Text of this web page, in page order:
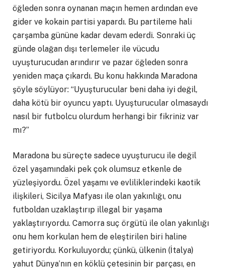
öğleden sonra oynanan maçın hemen ardından eve
gider ve kokain partisi yapardı. Bu partileme hali
çarşamba gününe kadar devam ederdi. Sonraki üç
günde olağan dışı terlemeler ile vücudu
uyuşturucudan arındırır ve pazar öğleden sonra
yeniden maça çıkardı. Bu konu hakkında Maradona
şöyle söylüyor: “Uyuşturucular beni daha iyi değil,
daha kötü bir oyuncu yaptı. Uyuşturucular olmasaydı
nasıl bir futbolcu olurdum herhangi bir fikriniz var
mı?”
Maradona bu süreçte sadece uyuşturucu ile değil
özel yaşamındaki pek çok olumsuz etkenle de
yüzleşiyordu. Özel yaşamı ve evliliklerindeki kaotik
ilişkileri, Sicilya Mafyası ile olan yakınlığı, onu
futboldan uzaklaştırıp illegal bir yaşama
yaklaştırıyordu. Camorra suç örgütü ile olan yakınlığı
onu hem korkulan hem de eleştirilen biri haline
getiriyordu. Korkuluyordu; çünkü, ülkenin (İtalya)
yahut Dünya’nın en köklü çetesinin bir parçası, en